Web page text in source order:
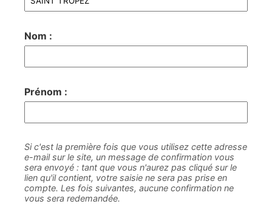
Nom :
Prénom :
Si c'est la première fois que vous utilisez cette adresse
e-mail sur le site, un message de confirmation vous
sera envoyé : tant que vous n'aurez pas cliqué sur le
lien qu'il contient, votre saisie ne sera pas prise en
compte. Les fois suivantes, aucune confirmation ne
vous sera redemandée.